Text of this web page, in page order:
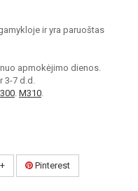
ir yra paruoštas
apmokėjimo dienos.
3-7 d.d.
. M310.
Pinterest